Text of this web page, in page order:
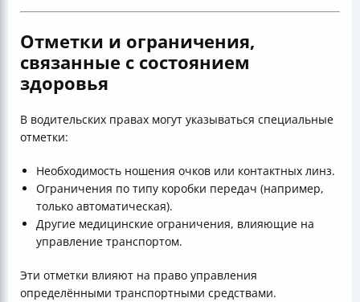
Отметки и ограничения,
связанные с состоянием
здоровья
В водительских правах могут указываться специальные
отметки:
Необходимость ношения очков или контактных линз.
Ограничения по типу коробки передач (например,
только автоматическая).
Другие медицинские ограничения, влияющие на
управление транспортом.
Эти отметки влияют на право управления
определёнными транспортными средствами.